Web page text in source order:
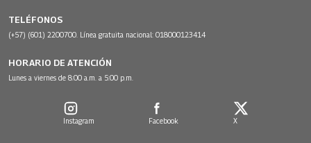
TELÉFONOS
(+57) (601) 2200700. Línea gratuita nacional: 018000123414
HORARIO DE ATENCIÓN
Lunes a viernes de 8:00 a.m. a 5:00 p.m.
Instagram Facebook X